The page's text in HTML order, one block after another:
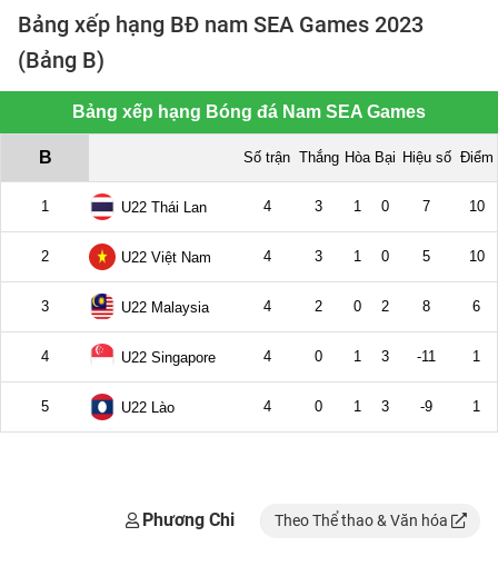
Bảng xếp hạng BĐ nam SEA Games 2023
(Bảng B)
Phương Chi Theo Thể thao & Văn hóa